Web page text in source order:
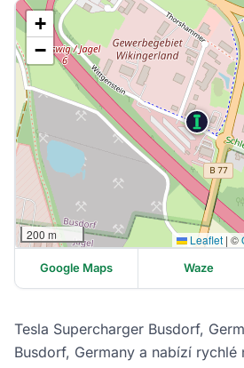
Tesla Supercharger Busdorf,
Busdorf, Germany a nabízí rychlé
+
−
200 m Leaflet | ©
Google Maps Waze